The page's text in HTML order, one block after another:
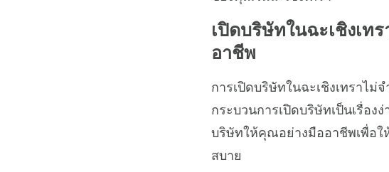
เปิดบริษัทในฉะเชิงเท
อาชีพ
การเปิดบริษัทในฉะเชิงเทราไ
กระบวนการเปิดบริษัทเป็นเรื่อง
บริษัทให้คุณอย่างมืออาชีพเพื่อใ
สบาย